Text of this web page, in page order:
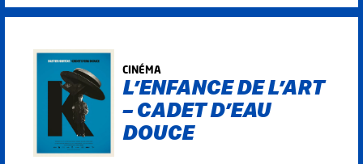
CINÉMA
L’ENFANCE DE L’ART
– CADET D’EAU
DOUCE